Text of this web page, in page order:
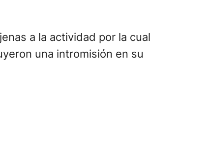
a la actividad por la cual
una intromisión en su